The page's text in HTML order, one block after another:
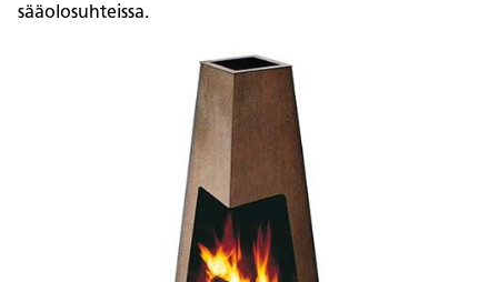
sääolosuhteissa.